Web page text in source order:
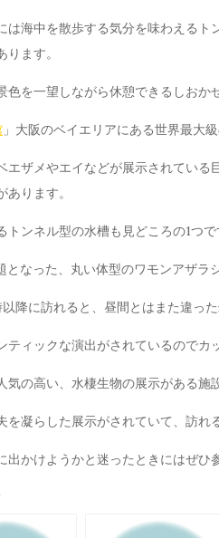
は海中を散歩する気分を味わえる
ます。
色を一望しながら休憩できるしおか
」大阪のベイエリアにある世界最大
エザメやエイなどが展示されてい
あります。
トンネル型の水槽も見どころの1つで
となった、丸い体型のワモンアザラ
降に訪れると、昼間とはまた違っ
ティックな演出がされているのでカ
気の高い、水棲生物の展示がある施
を凝らした展示がされていて、訪れ
出かけようかと迷ったときにはぜひ